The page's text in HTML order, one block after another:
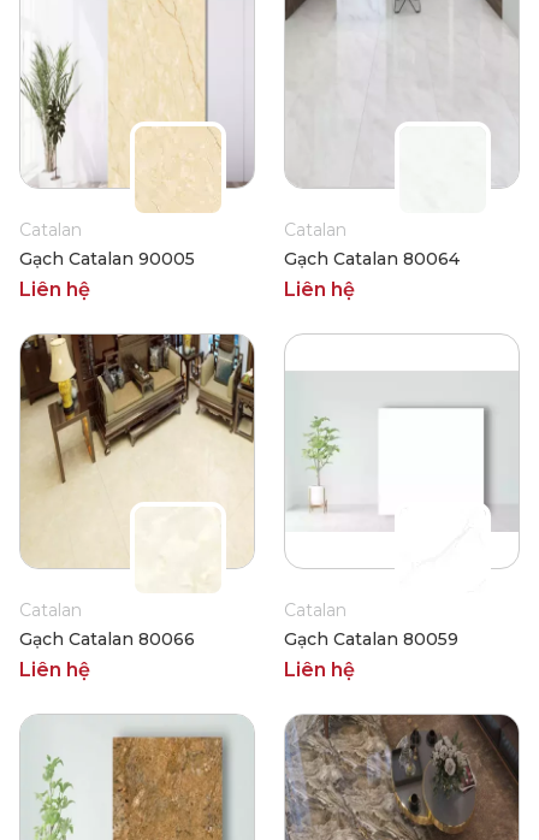
Catalan
Gạch Catalan 90005
Liên hệ
Catalan
Gạch Catalan 80064
Liên hệ
Catalan
Gạch Catalan 80066
Liên hệ
Catalan
Gạch Catalan 80059
Liên hệ